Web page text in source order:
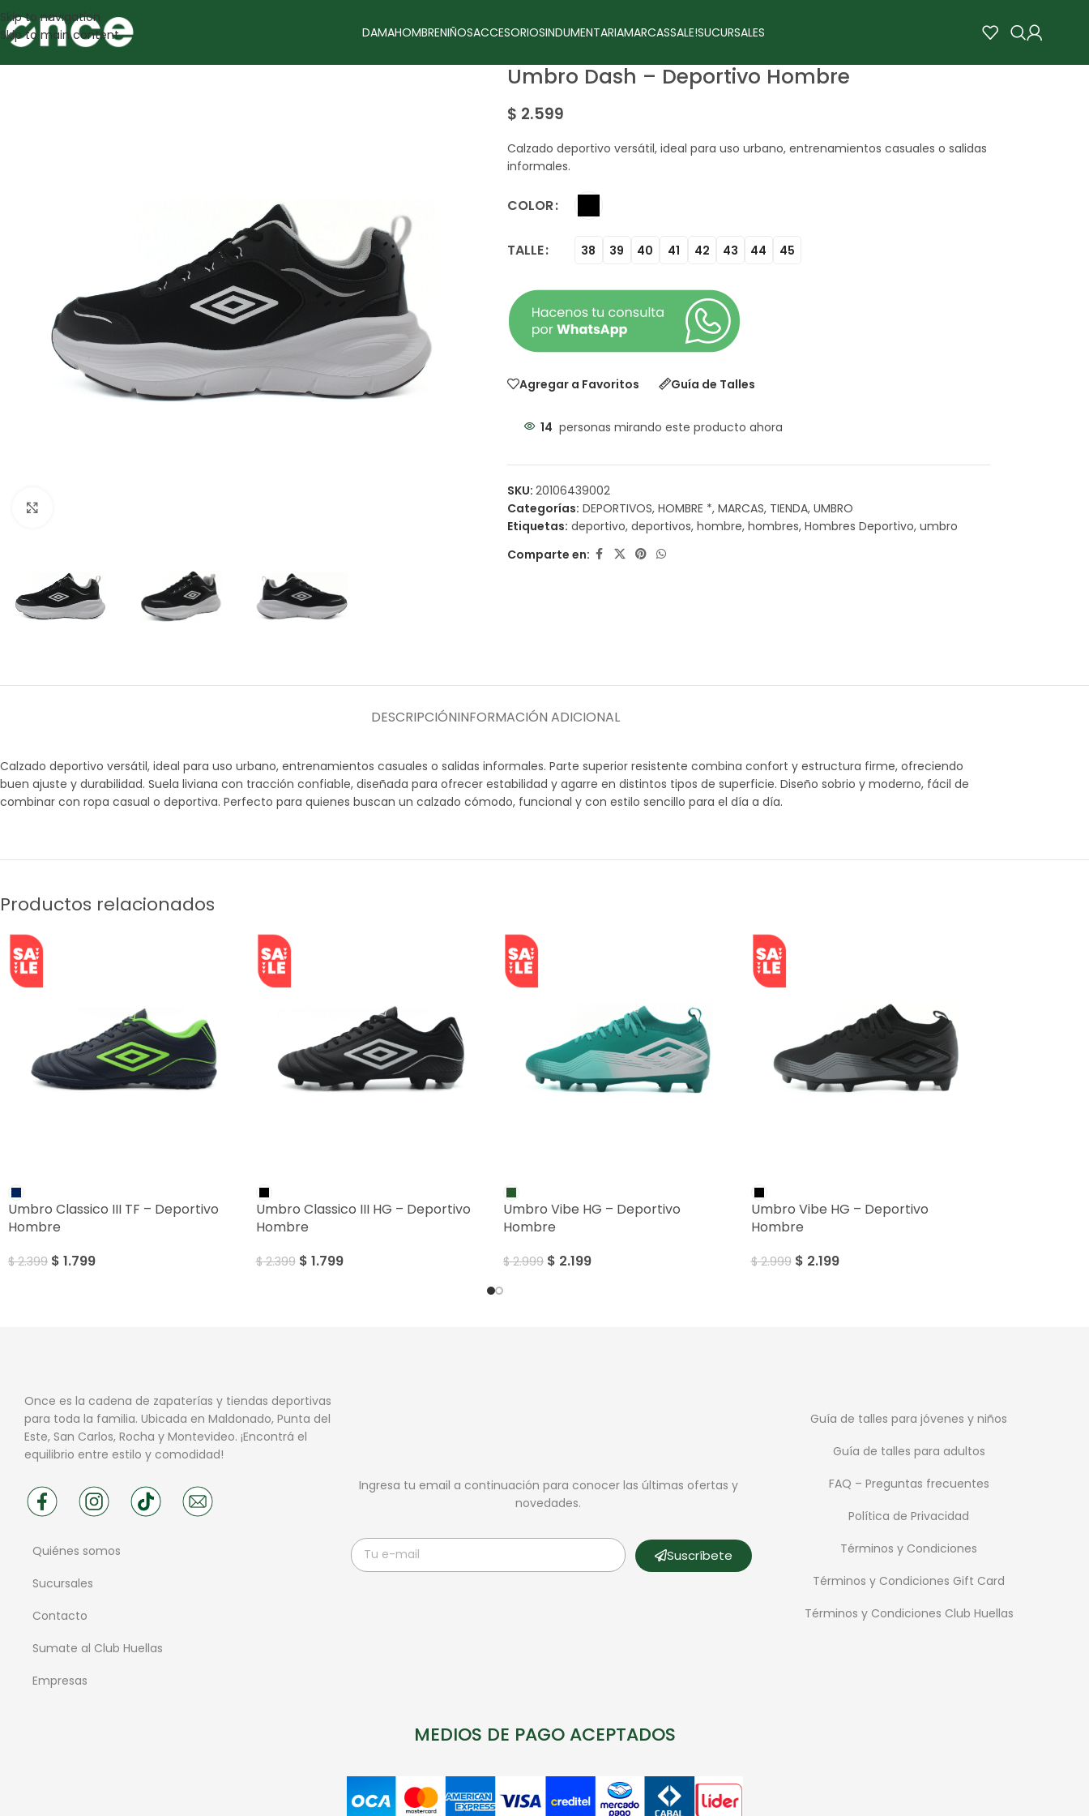
Skip to navigation
Skip to main content
DAMAHOMBRENIÑOSACCESORIOSINDUMENTARIAMARCASSALE!SUCURSALES
Umbro Dash – Deportivo Hombre
$ 2.599
Calzado deportivo versátil, ideal para uso urbano, entrenamientos casuales o salidas
informales.
COLOR
TALLE 38 39 40 41 42 43 44 45
Agregar a Favoritos Guía de Talles
14 personas mirando este producto ahora
SKU: 20106439002
Categorías: DEPORTIVOS, HOMBRE *, MARCAS, TIENDA, UMBRO
Etiquetas: deportivo, deportivos, hombre, hombres, Hombres Deportivo, umbro
Comparte en:
DESCRIPCIÓNINFORMACIÓN ADICIONAL
Calzado deportivo versátil, ideal para uso urbano, entrenamientos casuales o salidas informales. Parte superior resistente combina confort y estructura firme, ofreciendo
buen ajuste y durabilidad. Suela liviana con tracción confiable, diseñada para ofrecer estabilidad y agarre en distintos tipos de superficie. Diseño sobrio y moderno, fácil de
combinar con ropa casual o deportiva. Perfecto para quienes buscan un calzado cómodo, funcional y con estilo sencillo para el día a día.
Productos relacionados
Umbro Classico III TF – Deportivo
Hombre
$2.399 $ 1.799
Umbro Classico III HG – Deportivo
Hombre
$2.399 $ 1.799
Umbro Vibe HG – Deportivo
Hombre
$2.999 $ 2.199
Umbro Vibe HG – Deportivo
Hombre
$2.999 $ 2.199
Once es la cadena de zapaterías y tiendas deportivas
para toda la familia. Ubicada en Maldonado, Punta del
Este, San Carlos, Rocha y Montevideo. ¡Encontrá el
equilibrio entre estilo y comodidad!
Quiénes somos
Sucursales
Contacto
Sumate al Club Huellas
Empresas
Ingresa tu email a continuación para conocer las últimas ofertas y
novedades.
Suscríbete
Guía de talles para jóvenes y niños
Guía de talles para adultos
FAQ – Preguntas frecuentes
Política de Privacidad
Términos y Condiciones
Términos y Condiciones Gift Card
Términos y Condiciones Club Huellas
MEDIOS DE PAGO ACEPTADOS